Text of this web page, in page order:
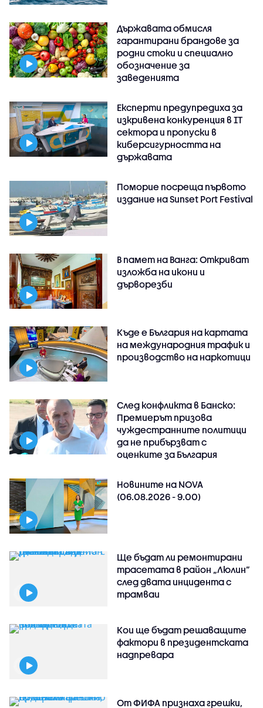
Държавата обмисля
гарантирани брандове за
родни стоки и специално
обозначение за
заведенията
Експерти предупредиха за
изкривена конкуренция в IT
сектора и пропуски в
киберсигурността на
държавата
Поморие посреща първото
издание на Sunset Port Festival
В памет на Ванга: Откриват
изложба на икони и
дърворезби
Къде е България на картата
на международния трафик и
производство на наркотици
След конфликта в Банско:
Премиерът призова
чуждестранните политици
да не прибързват с
оценките за България
Новините на NOVA
(06.08.2026 - 9.00)
Ще бъдат ли ремонтирани
трасетата в район „Люлин”
след двата инцидента с
трамваи
Кои ще бъдат решаващите
фактори в президентската
надпревара
От ФИФА признаха грешки,